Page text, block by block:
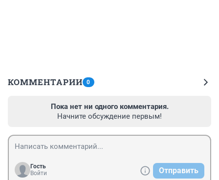
КОММЕНТАРИИ 0
Пока нет ни одного комментария.
Начните обсуждение первым!
Гость
Войти
Отправить